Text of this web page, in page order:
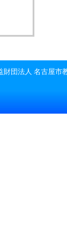
財団法人 名古屋市